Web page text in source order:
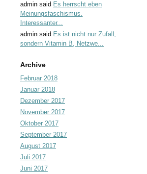
admin said Es herrscht eben
Meinungsfaschismus.
Interessanter...
admin said Es ist nicht nur Zufall,
sondern Vitamin B, Netzwe...
Archive
Februar 2018
Januar 2018
Dezember 2017
November 2017
Oktober 2017
September 2017
August 2017
Juli 2017
Juni 2017